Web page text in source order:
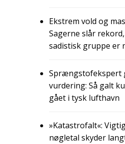
Ekstrem vold og
Sagerne slår
sadistisk gruppe er
Sprængstofekspert
vurdering: Så galt
gået i tysk lufthavn
»Katastrofalt«:
nøgletal skyder